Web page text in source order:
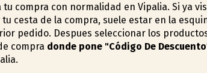
tu compra con normalidad en Vipalia. Si ya
cesta de la compra, suele estar en la
pedido. Despues seleccionar los
compra donde pone "Código De